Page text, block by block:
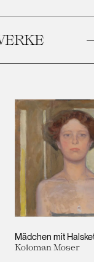
Mädchen mit
Koloman Moser